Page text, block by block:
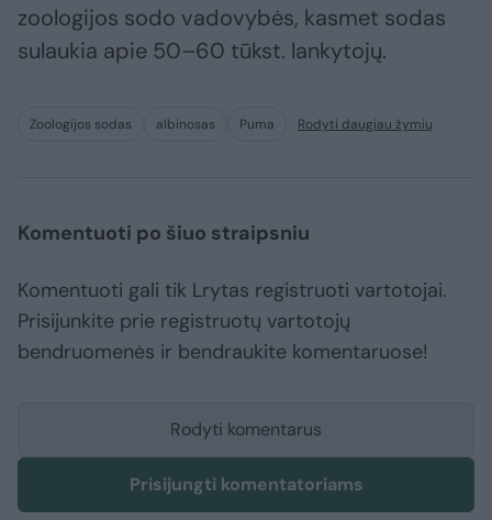
zoologijos sodo vadovybės, kasmet sodas
sulaukia apie 50–60 tūkst. lankytojų.
Zoologijos sodas albinosas Puma Rodyti daugiau žymių
Komentuoti po šiuo straipsniu
Komentuoti gali tik Lrytas registruoti vartotojai.
Prisijunkite prie registruotų vartotojų
bendruomenės ir bendraukite komentaruose!
Rodyti komentarus
Prisijungti komentatoriams